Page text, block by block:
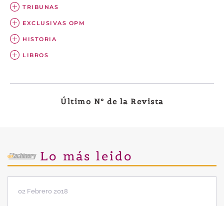
TRIBUNAS
EXCLUSIVAS OPM
HISTORIA
LIBROS
Último Nº de la Revista
Lo más leido
28 Enero 2019